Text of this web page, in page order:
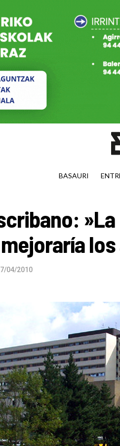
BASAURI
04/2010